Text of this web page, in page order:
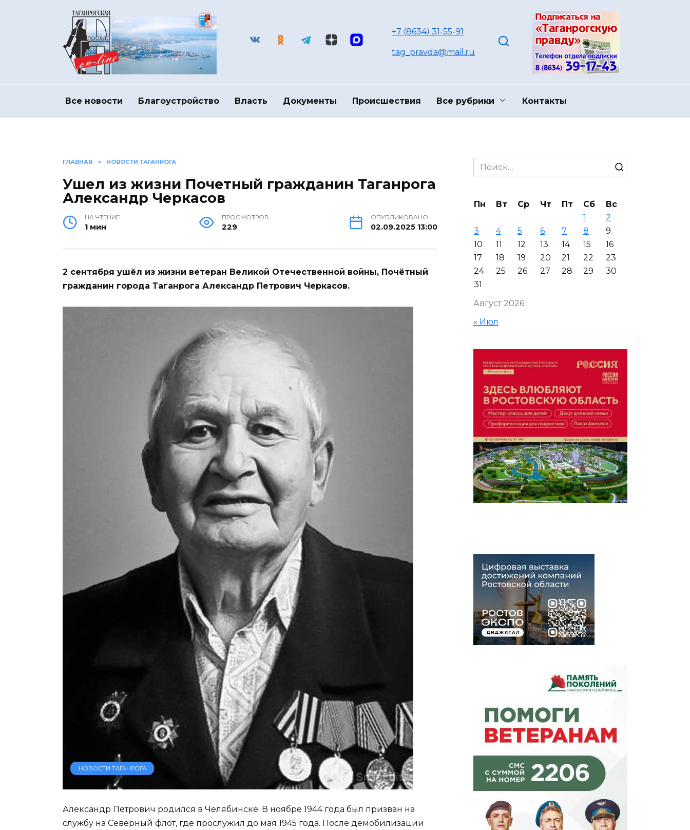
+7 (8634) 31-55-91
tag_pravda@mail.ru
Все новости Благоустройство Власть Документы Происшествия Все рубрики Контакты
ГЛАВНАЯ » НОВОСТИ ТАГАНРОГА
Ушел из жизни Почетный гражданин Таганрога
Александр Черкасов
НА ЧТЕНИЕ
1 мин
ПРОСМОТРОВ
229
ОПУБЛИКОВАНО
02.09.2025 13:00
2 сентября ушёл из жизни ветеран Великой Отечественной войны, Почётный
гражданин города Таганрога Александр Петрович Черкасов.
НОВОСТИ ТАГАНРОГА
Александр Петрович родился в Челябинске. В ноябре 1944 года был призван на
службу на Северный флот, где прослужил до мая 1945 года. После демобилизации
Search
for:
Август 2026
Пн Вт Ср Чт Пт Сб
Вс
1
2
3
4 5 6 7 8
9
10
11 12 13 14 15
16
17
18 19 20 21 22
23
24
25 26 27 28 29
30
31
« Июл